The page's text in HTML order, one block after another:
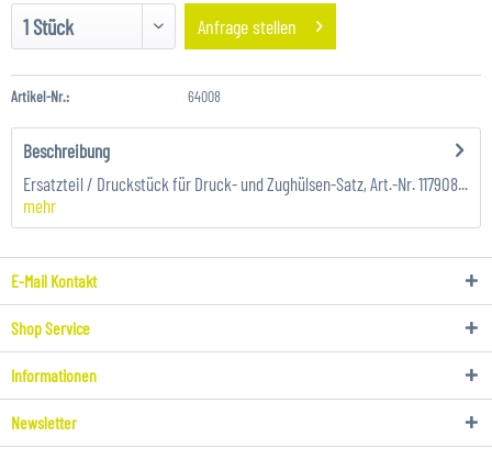
Anfrage stellen
Artikel-Nr.: 64008
Beschreibung
Ersatzteil / Druckstück für Druck- und Zughülsen-Satz, Art.-Nr. 117908...
mehr
E-Mail Kontakt
Shop Service
Informationen
Newsletter